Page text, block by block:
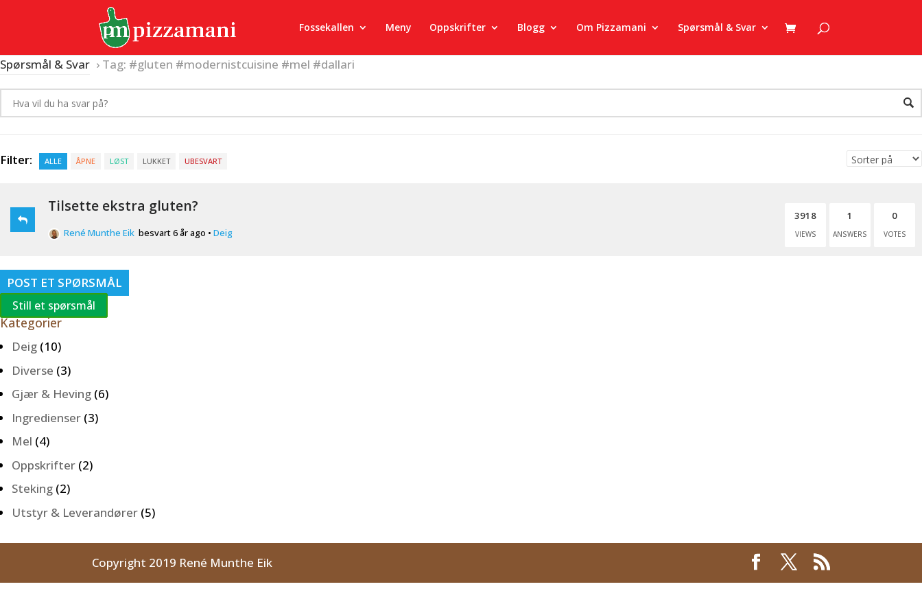
Fossekallen Meny Oppskrifter Blogg Om Pizzamani Spørsmål & Svar
Spørsmål & Svar › Tag: #gluten #modernistcuisine #mel #dallari
Filter: ALLE ÅPNE LØST LUKKET UBESVART
Tilsette ekstra gluten?
René Munthe Eik besvart 6 år ago • Deig
3918
VIEWS
1
ANSWERS
0
VOTES
POST ET SPØRSMÅL
Still et spørsmål
Kategorier
Deig (10)
Diverse (3)
Gjær & Heving (6)
Ingredienser (3)
Mel (4)
Oppskrifter (2)
Steking (2)
Utstyr & Leverandører (5)
Copyright 2019 René Munthe Eik